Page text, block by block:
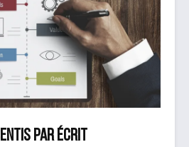
par écrit